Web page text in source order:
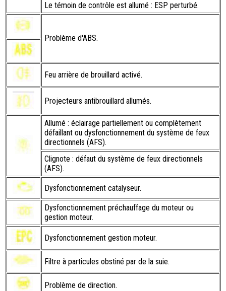
Le témoin de contrôle est allumé : ESP perturbé.
Problème d'ABS.
Feu arrière de brouillard activé.
Projecteurs antibrouillard allumés.
Allumé : éclairage partiellement ou complètement
défaillant ou dysfonctionnement du système de feux
directionnels (AFS).
Clignote : défaut du système de feux directionnels
(AFS).
Dysfonctionnement catalyseur.
Dysfonctionnement préchauffage du moteur ou
gestion moteur.
Dysfonctionnement gestion moteur.
Filtre à particules obstiné par de la suie.
Problème de direction.